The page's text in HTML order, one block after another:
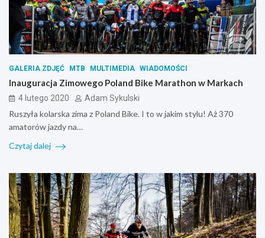
GALERIA ZDJĘĆ MTB MULTIMEDIA WIADOMOŚCI
Inauguracja Zimowego Poland Bike Marathon w Markach
4 lutego 2020 Adam Sykulski
Ruszyła kolarska zima z Poland Bike. I to w jakim stylu! Aż 370
amatorów jazdy na…
Czytaj dalej